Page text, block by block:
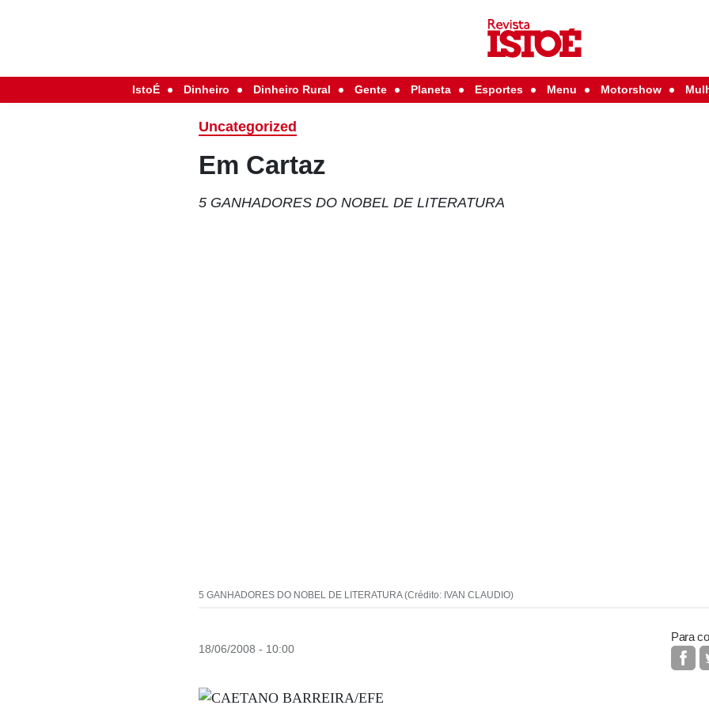
IstoÉ Dinheiro Dinheiro Rural Gente Planeta Esportes Menu Motorshow
Uncategorized
Em Cartaz
5 GANHADORES DO NOBEL DE LITERATURA
5 GANHADORES DO NOBEL DE LITERATURA (Crédito: IVAN CLAUDIO)
18/06/2008 - 10:00
Para